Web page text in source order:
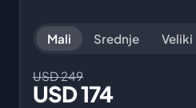
Mali Srednje Veliki
USD 249
USD 174